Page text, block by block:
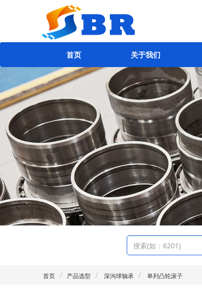
首页 关于我们
首页 产品选型 深沟球轴承 单列凸轮滚子